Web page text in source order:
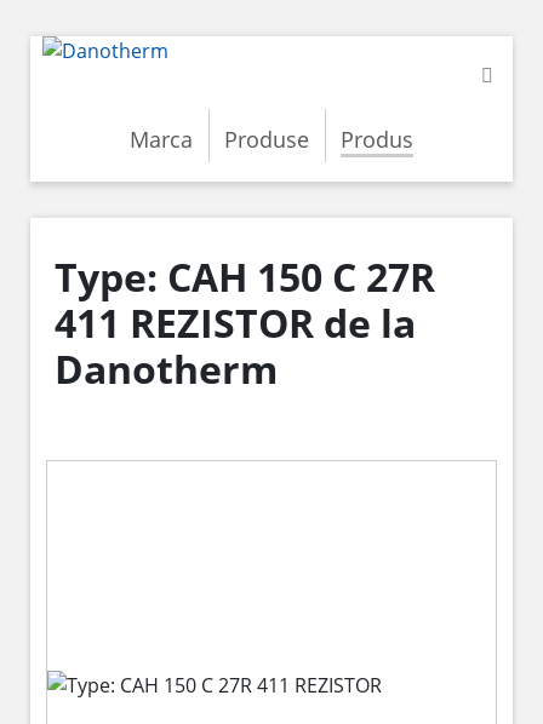
Marca Produse Produs
Type: CAH 150 C 27R
411 REZISTOR de la
Danotherm